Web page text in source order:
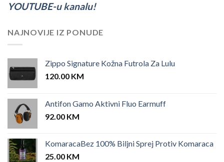
YOUTUBE-u kanalu!
NAJNOVIJE IZ PONUDE
Zippo Signature Kožna Futrola Za Lulu
120.00 KM
Antifon Gamo Aktivni Fluo Earmuff
92.00 KM
KomaracaBez 100% Biljni Sprej Protiv Komaraca
25.00 KM